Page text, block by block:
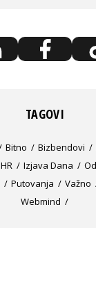
TAGOVI
Bitno Bizbendovi
HR Izjava Dana
Putovanja Važno
Webmind